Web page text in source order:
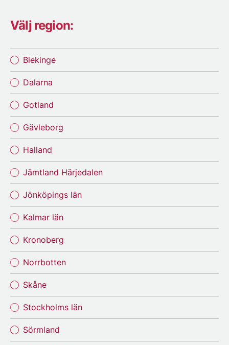
Välj region:
Blekinge
Dalarna
Gotland
Gävleborg
Halland
Jämtland Härjedalen
Jönköpings län
Kalmar län
Kronoberg
Norrbotten
Skåne
Stockholms län
Sörmland